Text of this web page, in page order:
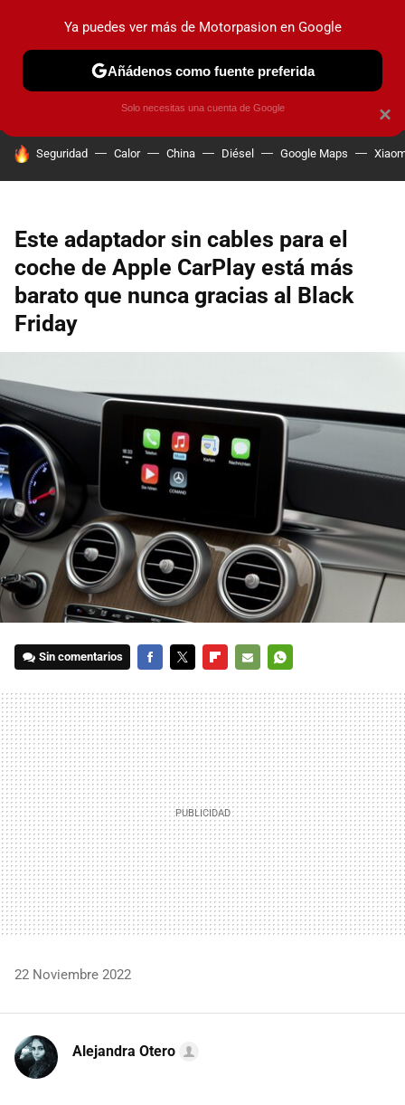
PRUEBAS COCHES ELÉCTRICOS OBSERVATORIO
HOY SE HABLA DE
Seguridad Calor China Diésel Google Maps
Este adaptador sin cables para el
coche de Apple CarPlay está más
barato que nunca gracias al Black
Friday
Sin comentarios
MAIL
22 Noviembre 2022
Alejandra Otero
×
Ya puedes ver más de Motorpasion en Google
Añádenos como fuente preferida
Solo necesitas una cuenta de Google